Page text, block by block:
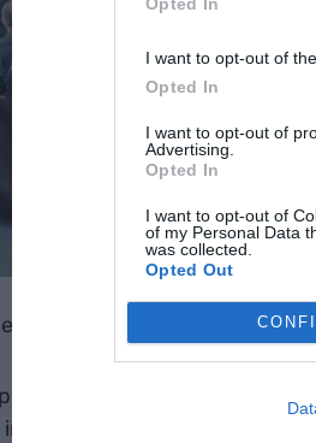
I want to opt-out of
Opted In
I want to opt-out of
Advertising.
Opted In
I want to opt-out of
of my Personal Data
was collected.
Opted Out
president d'AVE en
que "estem constituint
i la investigació, des